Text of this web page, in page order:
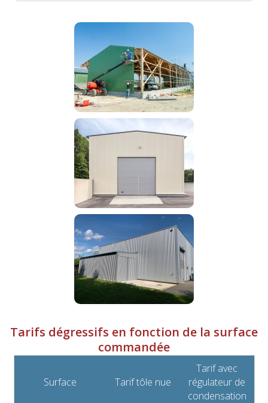
Tarifs dégressifs en fonction de la surface
commandée
Surface Tarif tôle nue
Tarif avec
régulateur de
condensation